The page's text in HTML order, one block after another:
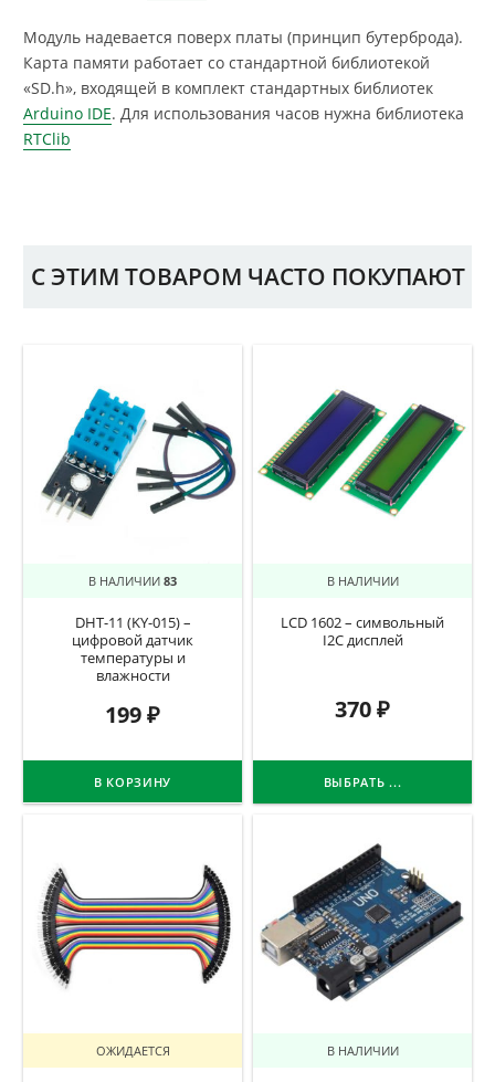
Модуль надевается поверх платы (принцип бутерброда).
Карта памяти работает со стандартной библиотекой
«SD.h», входящей в комплект стандартных библиотек
Arduino IDE. Для использования часов нужна библиотека
RTClib
С ЭТИМ ТОВАРОМ ЧАСТО ПОКУПАЮТ
В НАЛИЧИИ 83
DHT-11 (KY-015) –
цифровой датчик
температуры и
влажности
199₽
В КОРЗИНУ
В НАЛИЧИИ
LCD 1602 – символьный
I2C дисплей
370₽
ВЫБРАТЬ ...
ОЖИДАЕТСЯ В НАЛИЧИИ